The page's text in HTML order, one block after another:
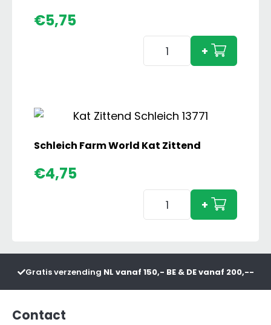
€5,75
Schleich
Farm
Herder
+
Schleich Farm World Kat Zittend
€4,75
Schleich
Farm
aantal
+
Gratis verzending NL vanaf 150,- BE & DE vanaf 200,--
Contact